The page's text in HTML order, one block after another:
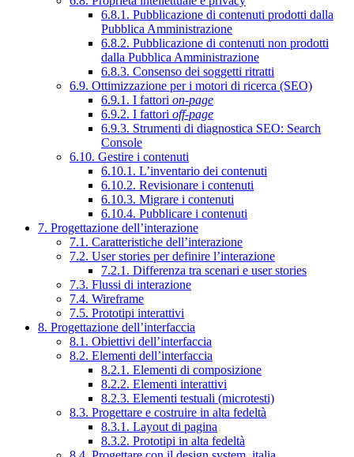
6.8.1. Pubblicazione di contenuti prodotti dalla
Pubblica Amministrazione
6.8.2. Pubblicazione di contenuti non prodotti
dalla Pubblica Amministrazione
6.8.3. Consenso dei soggetti ritratti
6.9. Ottimizzazione per i motori di ricerca (SEO)
6.9.1. I fattori on-page
6.9.2. I fattori off-page
6.9.3. Strumenti di diagnostica SEO: Search
Console
6.10. Gestire i contenuti
6.10.1. L’inventario dei contenuti
6.10.2. Revisionare i contenuti
6.10.3. Migrare i contenuti
6.10.4. Pubblicare i contenuti
7. Progettazione dell’interazione
7.1. Caratteristiche dell’interazione
7.2. User stories per definire l’interazione
7.2.1. Differenza tra scenari e user stories
7.3. Flussi di interazione
7.4. Wireframe
7.5. Prototipi interattivi
8. Progettazione dell’interfaccia
8.1. Obiettivi dell’interfaccia
8.2. Elementi dell’interfaccia
8.2.1. Elementi di composizione
8.2.2. Elementi interattivi
8.2.3. Elementi testuali (microtesti)
8.3. Progettare e costruire in alta fedeltà
8.3.1. Layout di pagina
8.3.2. Prototipi in alta fedeltà